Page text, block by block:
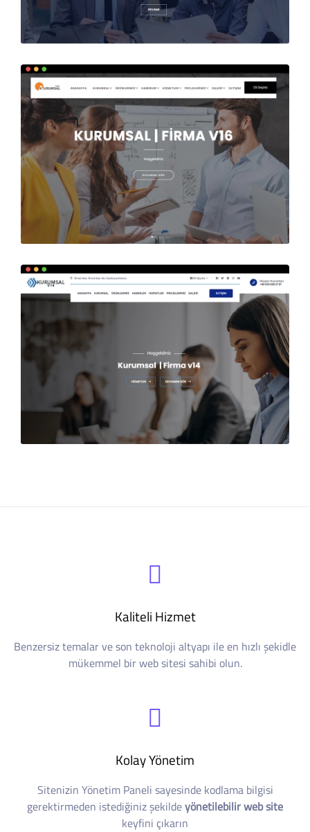
Kaliteli Hizmet
Benzersiz temalar ve son teknoloji altyapı ile en hızlı şekidle
mükemmel bir web sitesi sahibi olun.
Kolay Yönetim
Sitenizin Yönetim Paneli sayesinde kodlama bilgisi
gerektirmeden istediğiniz şekildeyönetilebilir web site
keyfini çıkarın